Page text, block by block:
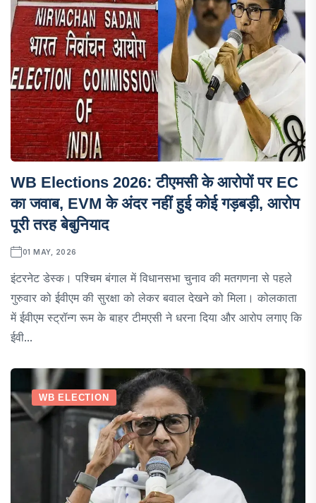
WB Elections 2026: टीएमसी के आरोपों पर EC
का जवाब, EVM के अंदर नहीं हुई कोई गड़बड़ी, आरोप
पूरी तरह बेबुनियाद
01 MAY, 2026
इंटरनेट डेस्क। पश्चिम बंगाल में विधानसभा चुनाव की मतगणना से पहले
गुरुवार को ईवीएम की सुरक्षा को लेकर बवाल देखने को मिला। कोलकाता
में ईवीएम स्ट्रॉन्ग रूम के बाहर टीमएसी ने धरना दिया और आरोप लगाए कि
ईवी...
WB ELECTION